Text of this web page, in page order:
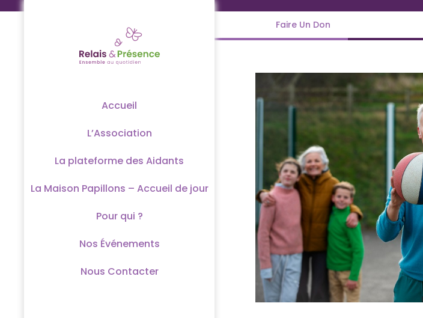
Passer
Accueil
L’Association
La plateforme des Aidants
La Maison Papillons – Accueil de jour
Pour qui ?
Nos Événements
Nous Contacter
Faire Un Don